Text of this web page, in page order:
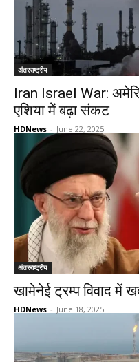
अंतरराष्ट्रीय
Iran Israel War:
एशिया में बढ़ा संकट
HDNews - June 22, 2025
अंतरराष्ट्रीय
खामेनेई ट्रम्प विवाद में
HDNews - June 18, 2025